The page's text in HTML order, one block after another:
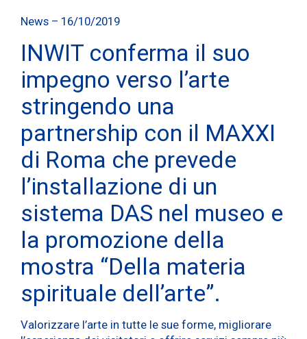
News – 16/10/2019
INWIT conferma il suo
impegno verso l’arte
stringendo una
partnership con il MAXXI
di Roma che prevede
l’installazione di un
sistema DAS nel museo e
la promozione della
mostra “Della materia
spirituale dell’arte”.
Valorizzare l’arte in tutte le sue forme, migliorare